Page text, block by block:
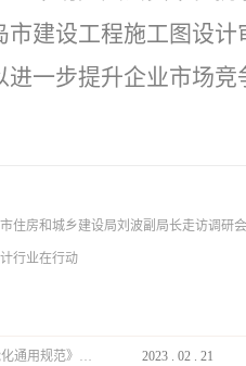
市建设工程施工图设
进一步提升企业市场竞
住房和城乡建设局刘波副局长走访调研
行业在行动
2022公益宣贯的通知 2023 . 02 . 21